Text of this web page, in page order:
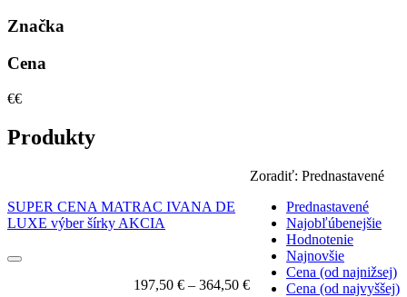
Značka
Cena
€€
Produkty
Zoradiť: Prednastavené
Prednastavené
Najobľúbenejšie
Hodnotenie
Najnovšie
Cena (od najnižsej)
Cena (od najvyššej)
SUPER CENA MATRAC IVANA DE
LUXE výber šírky AKCIA
197,50 € – 364,50 €